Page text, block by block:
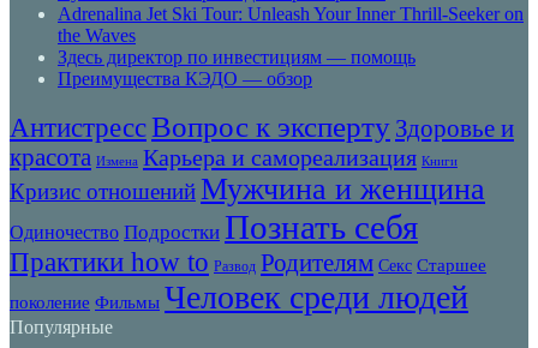
Adrenalina Jet Ski Tour: Unleash Your Inner Thrill-Seeker on
the Waves
Здесь директор по инвестициям — помощь
Преимущества КЭДО — обзор
АнтистрессВопрос к эксперту Здоровье и
красота Измена Карьера и самореализация Книги
Кризис отношений Мужчина и женщина
Одиночество Подростки Познать себя
Практики how to Развод Родителям Секс Старшее
поколение Фильмы Человек среди людей
Популярные